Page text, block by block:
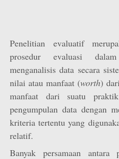
Penelitian evaluatif
prosedur evaluasi
menganalisis data secara
nilai atau manfaat (worth)
manfaat dari suatu
pengumpulan data dengan
kriteria tertentu yang
relatif.
Banyak persamaan